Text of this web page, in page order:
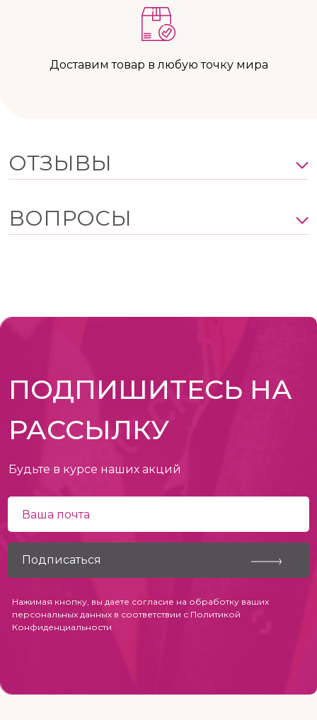
Доставим товар в любую точку мира
ОТЗЫВЫ
ВОПРОСЫ
ПОДПИШИТЕСЬ НА
РАССЫЛКУ
Будьте в курсе наших акций
Нажимая кнопку, вы даете согласие на обработку ваших
персональных данных в соответствии с Политикой
Конфиденциальности